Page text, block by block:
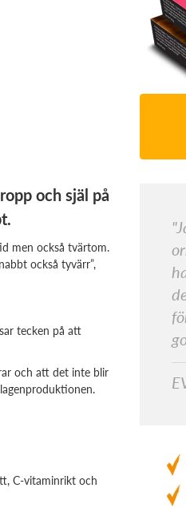
och själ på
men också tvärtom.
också tyvärr”,
tecken på att
och att det inte blir
C-vitaminrikt och